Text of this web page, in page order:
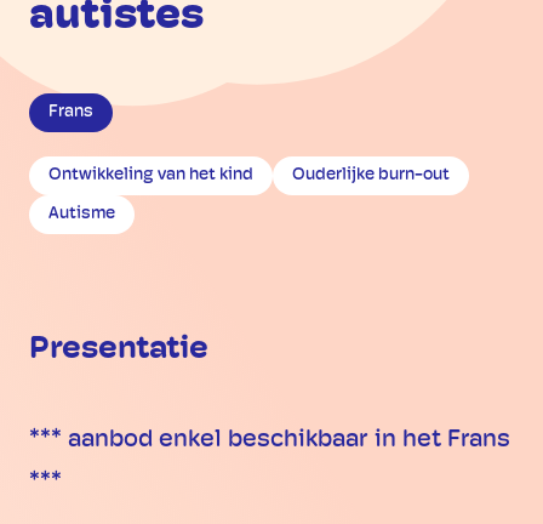
autistes
Frans
Ontwikkeling van het kind Ouderlijke burn-out
Autisme
Presentatie
*** aanbod enkel beschikbaar in het Frans
***